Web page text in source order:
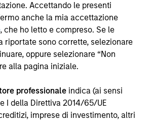
Accettando le presenti
anche la mia accettazione
, che ho letto e compreso. Se le
riportate sono corrette, selezionare
oppure selezionare “Non
alla pagina iniziale.
professionale indica (ai sensi
I della Direttiva 2014/65/UE
imprese di investimento, altri
schemi e puntano all’eccellenza
una gamma completa di
specializzate.
clienti
ai commenti di portafoglio